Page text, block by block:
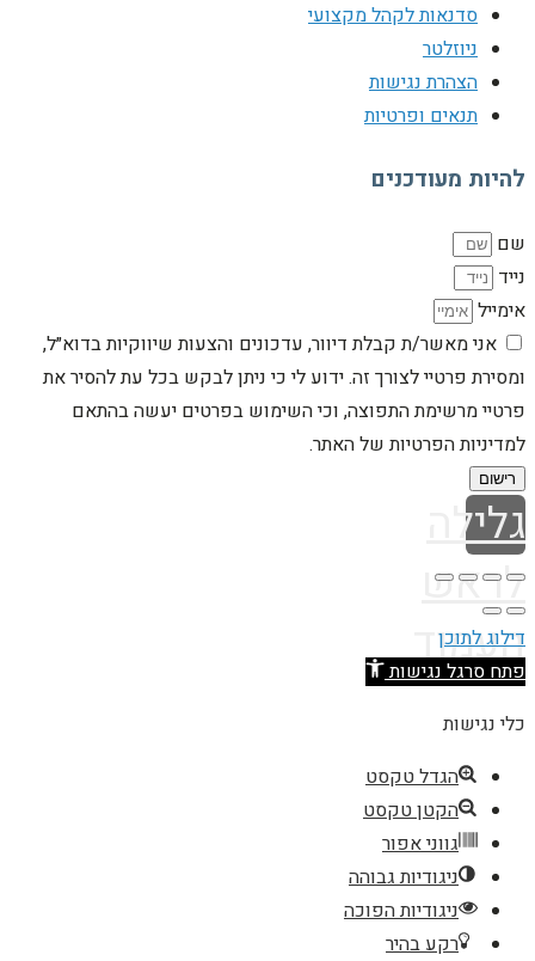
סדנאות לקהל מקצועי
ניוזלטר
הצהרת נגישות
תנאים ופרטיות
להיות מעודכנים
שם
נייד
אימייל
אני מאשר/ת קבלת דיוור, עדכונים והצעות שיווקיות בדוא״ל,
ומסירת פרטיי לצורך זה. ידוע לי כי ניתן לבקש בכל עת להסיר את
פרטיי מרשימת התפוצה, וכי השימוש בפרטים יעשה בהתאם
למדיניות הפרטיות של האתר.
רישום
גלילה
לראש
העמוד
דילוג לתוכן
פתח סרגל נגישות
כלי נגישות
הגדל טקסט
הקטן טקסט
גווני אפור
ניגודיות גבוהה
ניגודיות הפוכה
רקע בהיר